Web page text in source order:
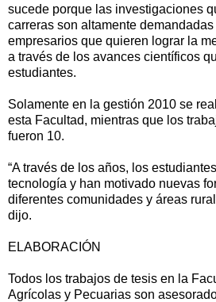
sucede porque las investigaciones
carreras son altamente
empresarios que quieren lograr la
a través de los avances científicos
estudiantes.
Solamente en la gestión 2010 se
esta Facultad, mientras que los
fueron 10.
“A través de los años, los
tecnología y han motivado nuevas
diferentes comunidades y áreas
dijo.
ELABORACIÓN
Todos los trabajos de tesis en la
Agrícolas y Pecuarias son